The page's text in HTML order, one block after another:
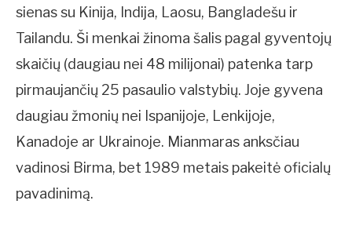
sienas su Kinija, Indija, Laosu, Bangladešu ir
Tailandu. Ši menkai žinoma šalis pagal gyventojų
skaičių (daugiau nei 48 milijonai) patenka tarp
pirmaujančių 25 pasaulio valstybių. Joje gyvena
daugiau žmonių nei Ispanijoje, Lenkijoje,
Kanadoje ar Ukrainoje. Mianmaras anksčiau
vadinosi Birma, bet 1989 metais pakeitė oficialų
pavadinimą.